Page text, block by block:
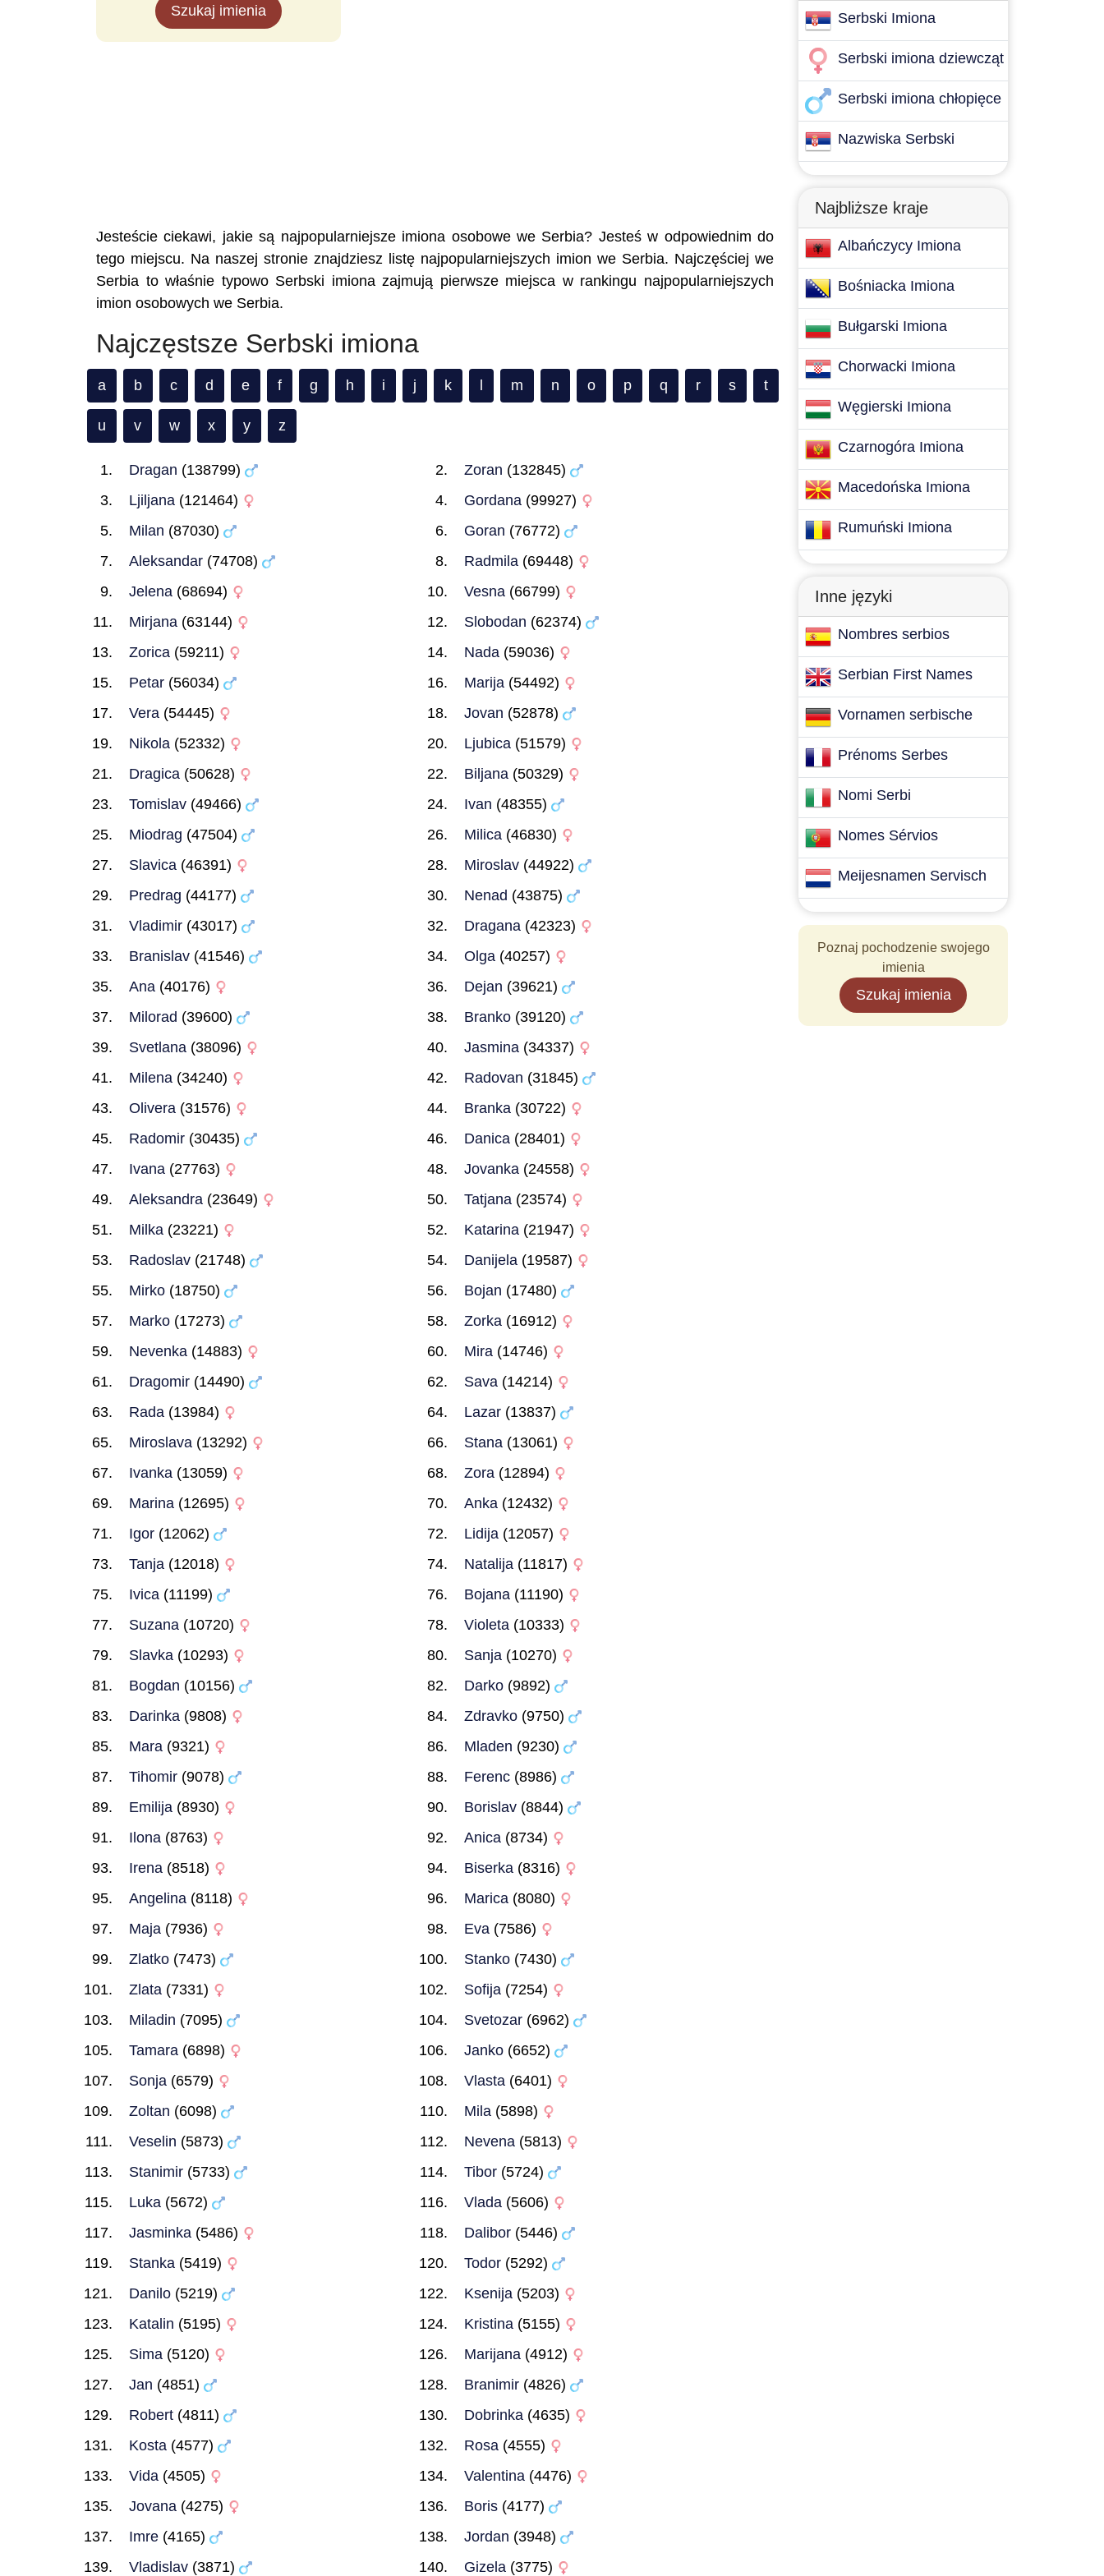
Szukaj imienia
Jesteście ciekawi, jakie są najpopularniejsze imiona osobowe we Serbia? Jesteś w odpowiednim do
tego miejscu. Na naszej stronie znajdziesz listę najpopularniejszych imion we Serbia. Najczęściej we
Serbia to właśnie typowo Serbski imiona zajmują pierwsze miejsca w rankingu najpopularniejszych
imion osobowych we Serbia.
Najczęstsze Serbski imiona
a b c d e f g h i j k m n o p q r s t
u v w x y z
Dragan (138799) Zoran (132845)
Ljiljana (121464) Gordana(99927)
Milan (87030) Goran (76772)
Aleksandar (74708) Radmila(69448)
Jelena (68694) Vesna(66799)
Mirjana (63144) Slobodan (62374)
Zorica (59211) Nada(59036)
Petar (56034) Marija(54492)
Vera (54445) Jovan (52878)
Nikola (52332) Ljubica(51579)
Dragica (50628) Biljana(50329)
Tomislav (49466) Ivan (48355)
Miodrag (47504) Milica(46830)
Slavica (46391) Miroslav(44922)
Predrag (44177) Nenad (43875)
Vladimir (43017) Dragana(42323)
Branislav (41546) Olga(40257)
Ana (40176) Dejan (39621)
Milorad (39600) Branko(39120)
Svetlana (38096) Jasmina(34337)
Milena (34240) Radovan (31845)
Olivera (31576) Branka(30722)
Radomir (30435) Danica(28401)
Ivana (27763) Jovanka(24558)
Aleksandra (23649) Tatjana(23574)
Milka (23221) Katarina(21947)
Radoslav (21748) Danijela(19587)
Mirko (18750) Bojan (17480)
Marko (17273) Zorka(16912)
Nevenka (14883) Mira(14746)
Dragomir (14490) Sava(14214)
Rada (13984) Lazar(13837)
Miroslava (13292) Stana(13061)
Ivanka (13059) Zora(12894)
Marina (12695) Anka(12432)
Igor (12062) Lidija(12057)
Tanja (12018) Natalija(11817)
Ivica (11199) Bojana(11190)
Suzana (10720) Violeta(10333)
Slavka (10293) Sanja(10270)
Bogdan (10156) Darko(9892)
Darinka (9808) Zdravko(9750)
Mara (9321) Mladen (9230)
Tihomir (9078) Ferenc(8986)
Emilija (8930) Borislav(8844)
Ilona (8763) Anica(8734)
Irena (8518) Biserka(8316)
Angelina (8118) Marica(8080)
Maja (7936) Eva(7586)
Zlatko (7473) Stanko(7430)
Zlata (7331) Sofija(7254)
Miladin (7095) Svetozar(6962)
Tamara (6898) Janko(6652)
Sonja (6579) Vlasta(6401)
Zoltan (6098) Mila(5898)
Veselin (5873) Nevena(5813)
Stanimir (5733) Tibor(5724)
Luka (5672) Vlada(5606)
Jasminka (5486) Dalibor(5446)
Stanka (5419) Todor(5292)
Danilo (5219) Ksenija(5203)
Katalin (5195) Kristina(5155)
Sima (5120) Marijana(4912)
Jan (4851) Branimir(4826)
Robert (4811) Dobrinka(4635)
Kosta (4577) Rosa(4555)
Vida (4505) Valentina(4476)
Jovana (4275) Boris(4177)
Imre (4165) Jordan (3948)
Vladislav (3871) Gizela(3775)
Serbski Imiona
Serbski imiona dziewcząt
Serbski imiona chłopięce
Nazwiska Serbski
Najbliższe kraje
Albańczycy Imiona
Bośniacka Imiona
Bułgarski Imiona
Chorwacki Imiona
Węgierski Imiona
Czarnogóra Imiona
Macedońska Imiona
Rumuński Imiona
Inne języki
Nombres serbios
Serbian First Names
Vornamen serbische
Prénoms Serbes
Nomi Serbi
Nomes Sérvios
Meijesnamen Servisch
Poznaj pochodzenie swojego
imienia
Szukaj imienia